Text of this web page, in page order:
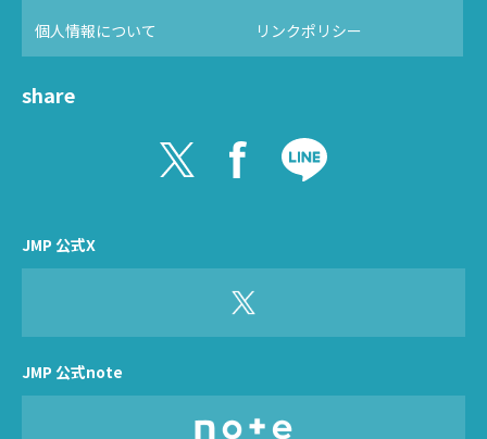
個人情報について リンクポリシー
share
JMP 公式X
JMP 公式note